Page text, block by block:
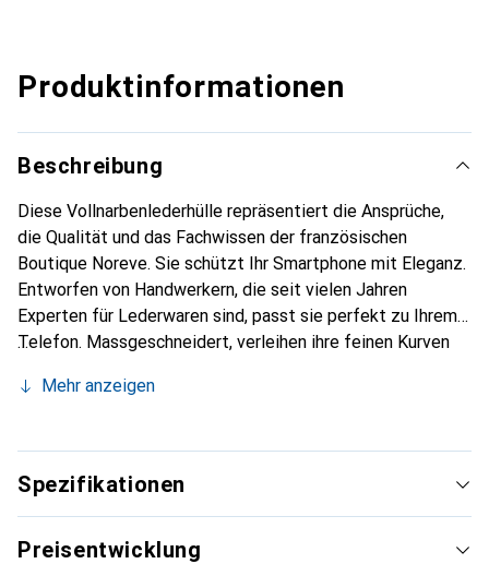
Produktinformationen
Beschreibung
Diese Vollnarbenlederhülle repräsentiert die Ansprüche,
die Qualität und das Fachwissen der französischen
Boutique Noreve. Sie schützt Ihr Smartphone mit Eleganz.
Entworfen von Handwerkern, die seit vielen Jahren
Experten für Lederwaren sind, passt sie perfekt zu Ihrem
Telefon. Massgeschneidert, verleihen ihre feinen Kurven
unverzichtbaren Accessoire für Ihr Smartphone.
die Marke Noreve eine sichere Wahl für eine
anspruchsvolle Klientel.
Mehr anzeigen
Spezifikationen
Preisentwicklung